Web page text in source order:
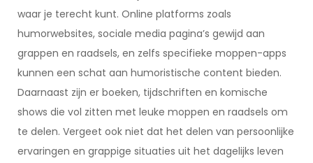
waar je terecht kunt. Online platforms zoals
humorwebsites, sociale media pagina’s gewijd aan
grappen en raadsels, en zelfs specifieke moppen-apps
kunnen een schat aan humoristische content bieden.
Daarnaast zijn er boeken, tijdschriften en komische
shows die vol zitten met leuke moppen en raadsels om
te delen. Vergeet ook niet dat het delen van persoonlijke
ervaringen en grappige situaties uit het dagelijks leven